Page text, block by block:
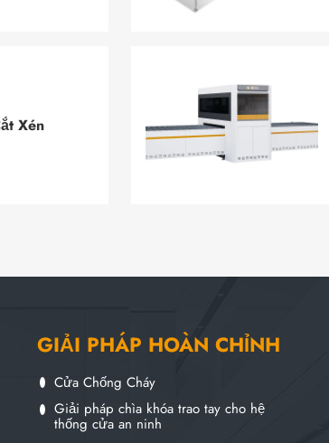
Xén
GIẢI PHÁP HOÀN CHỈNH
Cửa Chống Cháy
Giải pháp chìa khóa trao tay cho hệ
thống cửa an ninh